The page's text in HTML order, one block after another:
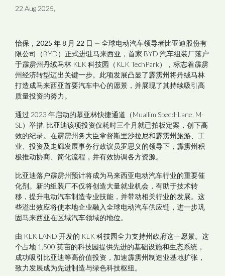
22 Aug 2025,
怡保， 2025 年8 月 22 日 — 全球电动汽车领导者比亚迪股份有
限公司（BYD）正式进驻马来西亚，首家 BYD 汽车组装厂落户
于霹雳州丹绒马林 KLK科技园（ KLK TechPark），标志着霹雳
州经济转型迈出关键一步。此项发展凸显了霹雳州将丹绒马林
打造成马来西亚首要汽车中心的愿景，并展现了其持续吸引高
质量投资的努力。
通过 2023 年启动的慕亚林快捷通道（Muallim Speed-Lane, M-
SL）举措, 比亚迪该项投资仅耗时三个月就已拍板定案，创下高
效的纪录。在霹雳州务大臣拿督斯里沙拉尼和霹雳州旅游、工
业、投资及走廊发展事务行政议员罗思义的领导下，霹雳州积
极推动协商、简化流程，并有效协调各方资源。
比亚迪落户霹雳州预计将成为马来西亚电动汽车行业的重要催
化剂。新的组装厂不仅将创造大量就业机会，有助于技术转
移，提升电动汽车制造专业技能，并带动相关行业的发展。这
些溢出效应将使本地企业融入全球电动汽车供应链，进一步巩
固马来西亚在区域汽车领域的地位。
由 KLK LAND 开发的 KLK科技园全力支持州政府这一愿景。这
个占地 1,500 英亩的科技园提供先进的基础设施和生态系统，
成功吸引比亚迪等高价值投资，加速霹雳州制造业基地扩张，
致力发展成为先进制造与绿色科技枢纽。